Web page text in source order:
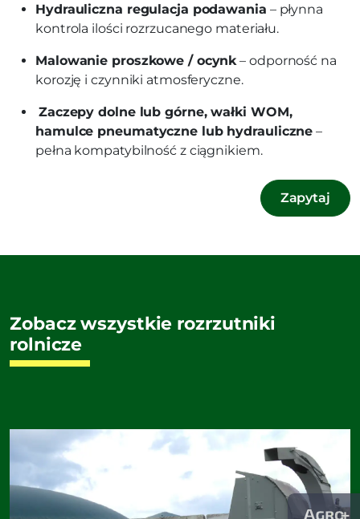
Hydrauliczna regulacja podawania – płynna
kontrola ilości rozrzucanego materiału.
Malowanie proszkowe / ocynk – odporność na
korozję i czynniki atmosferyczne.
Zaczepy dolne lub górne, wałki WOM,
hamulce pneumatyczne lub hydrauliczne –
pełna kompatybilność z ciągnikiem.
Zapytaj
Zobacz wszystkie rozrzutniki
rolnicze